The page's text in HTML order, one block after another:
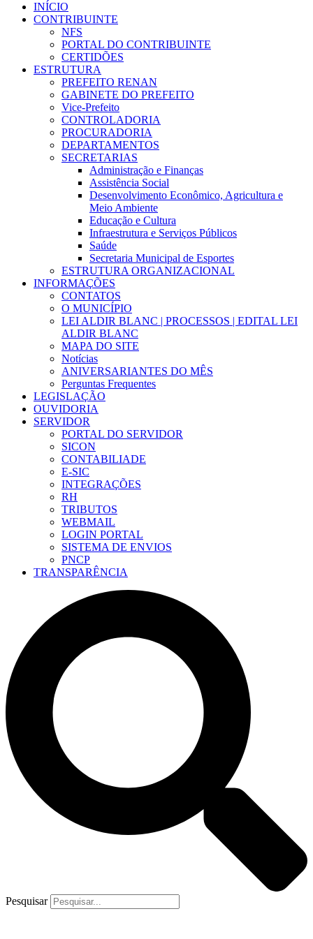
INÍCIO
CONTRIBUINTE
NFS
PORTAL DO CONTRIBUINTE
CERTIDÕES
ESTRUTURA
PREFEITO RENAN
GABINETE DO PREFEITO
Vice-Prefeito
CONTROLADORIA
PROCURADORIA
DEPARTAMENTOS
SECRETARIAS
Administração e Finanças
Assistência Social
Desenvolvimento Econômico, Agricultura e
Meio Ambiente
Educação e Cultura
Infraestrutura e Serviços Públicos
Saúde
Secretaria Municipal de Esportes
ESTRUTURA ORGANIZACIONAL
INFORMAÇÕES
CONTATOS
O MUNICÍPIO
LEI ALDIR BLANC | PROCESSOS | EDITAL LEI
ALDIR BLANC
MAPA DO SITE
Notícias
ANIVERSARIANTES DO MÊS
Perguntas Frequentes
LEGISLAÇÃO
OUVIDORIA
SERVIDOR
PORTAL DO SERVIDOR
SICON
CONTABILIADE
E-SIC
INTEGRAÇÕES
RH
TRIBUTOS
WEBMAIL
LOGIN PORTAL
SISTEMA DE ENVIOS
PNCP
TRANSPARÊNCIA
Pesquisar